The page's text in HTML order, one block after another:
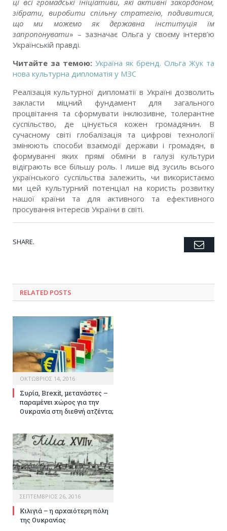
ці всі громадські ініціативи, які активні закордоном,
зібрати, виробити спільну стратегію, подивитися,
що ми можемо як державна інституція їм
запропонувати» – зазначає Ольга у своєму інтерв’ю
Українській правді.
Читайте за темою: Україна як бренд. Ольга Жук та
нова культурна дипломатія у МЗС
Реалізація культурної дипломатії в Україні дозволить
закласти міцний фундамент для загального
процвітання та сформувати інклюзивне, толерантне
суспільство, де цінується кожен громадянин. В
сучасному світі глобалізація та цифрові технології
змінюють способи взаємодії держави і громадян, в
формуванні яких прямі обміни в галузі культури
відіграють все більшу роль. І лише від зусиль всього
українського суспільства залежить, чи використаємо
ми цей культурний потенціал на користь розвитку
нашої країни та для активного та ефективного
просування інтересів України в світі.
SHARE. Twitter
Facebook
Google+
Pinterest
LinkedIn
Tumblr
RELATED POSTS
ΟΚΤΏΒΡΙΟΣ 14, 2016
Συρία, Brexit, μετανάστες –
παραμένει χώρος για την
Ουκρανία στη διεθνή ατζέντα;
ΣΕΠΤΈΜΒΡΙΟΣ 26, 2016
Κιλιγιά – η αρχαιότερη πόλη
της Ουκρανίας